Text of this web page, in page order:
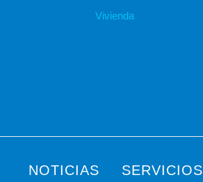
Vivienda
NOTICIAS SERVICIOS